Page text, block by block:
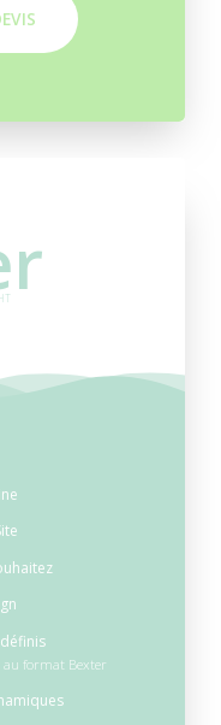
au format Bexter